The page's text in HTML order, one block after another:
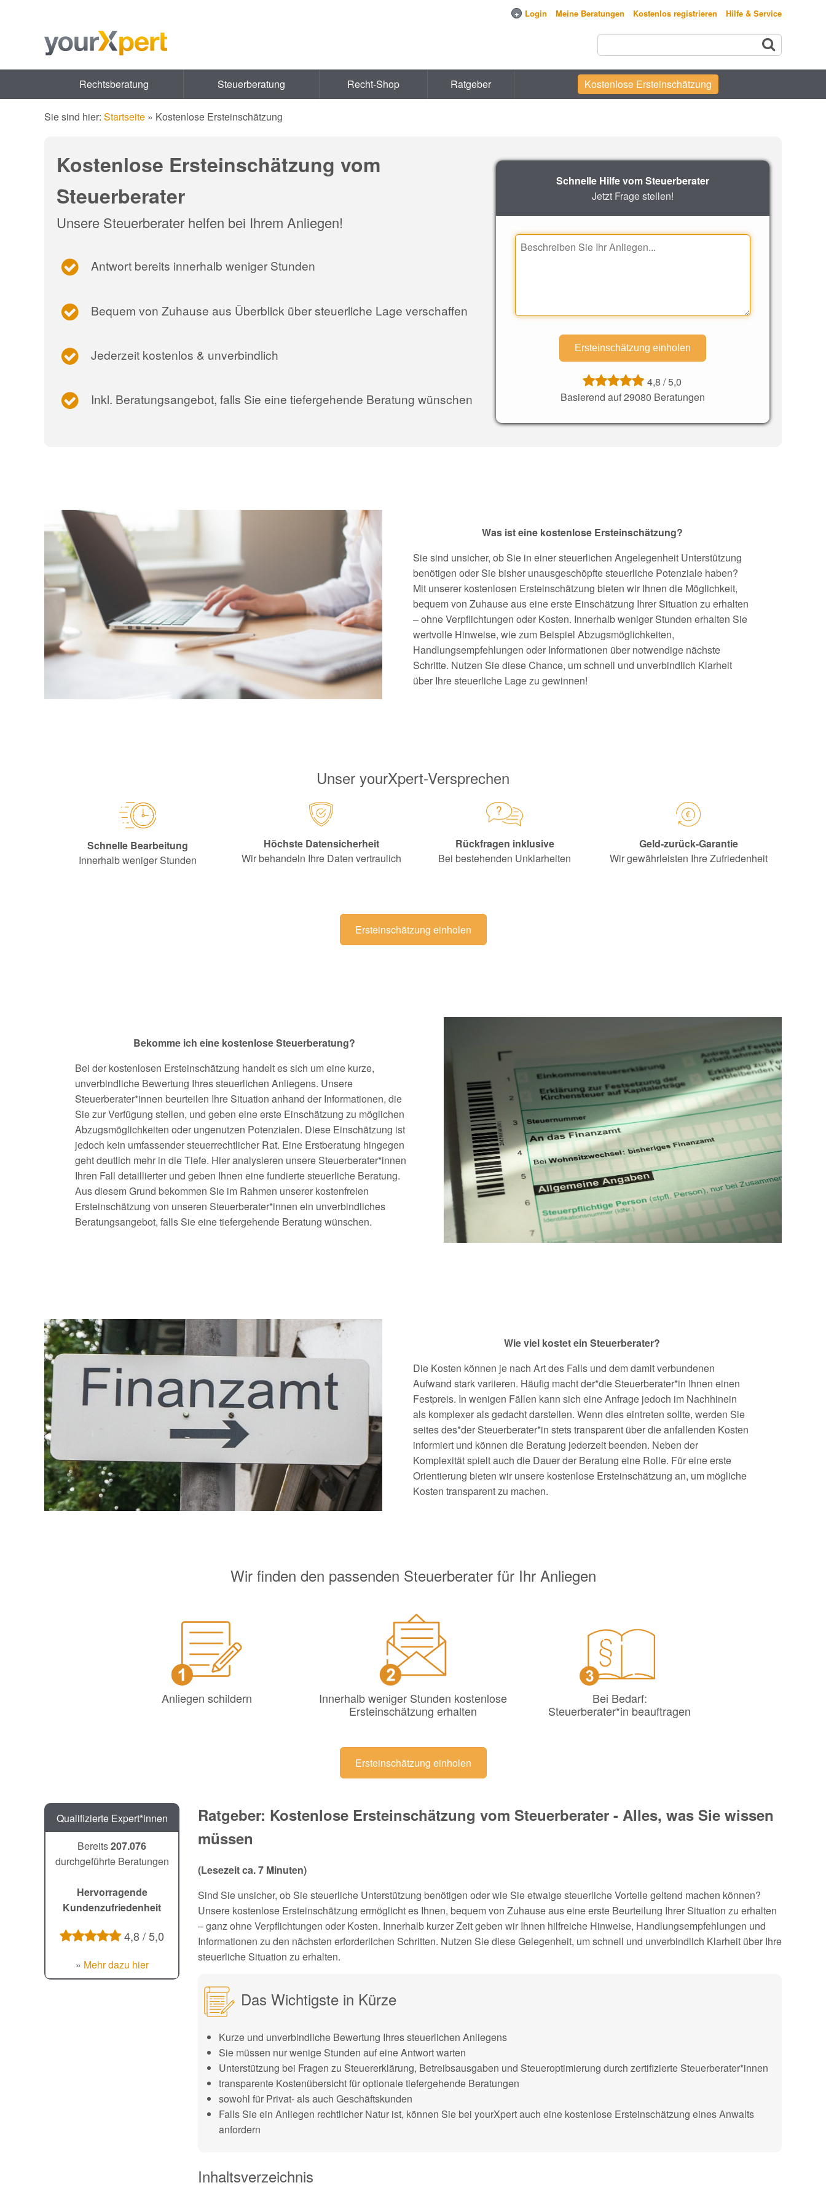
+ Login Meine Beratungen Kostenlos registrieren Hilfe & Service
Rechtsberatung Steuerberatung Recht-Shop Ratgeber Kostenlose Ersteinschätzung
Sie sind hier: Startseite » Kostenlose Ersteinschätzung
Kostenlose Ersteinschätzung vom
Steuerberater
Unsere Steuerberater helfen bei Ihrem Anliegen!
Antwort bereits innerhalb weniger Stunden
Bequem von Zuhause aus Überblick über steuerliche Lage verschaffen
Jederzeit kostenlos & unverbindlich
Inkl. Beratungsangebot, falls Sie eine tiefergehende Beratung wünschen
Schnelle Hilfe vom Steuerberater
Jetzt Frage stellen!
4,8 /5,0
Basierend auf 29080 Beratungen
Was ist eine kostenlose Ersteinschätzung?
Sie sind unsicher, ob Sie in einer steuerlichen Angelegenheit Unterstützung
benötigen oder Sie bisher unausgeschöpfte steuerliche Potenziale haben?
Mit unserer kostenlosen Ersteinschätzung bieten wir Ihnen die Möglichkeit,
bequem von Zuhause aus eine erste Einschätzung Ihrer Situation zu erhalten
– ohne Verpflichtungen oder Kosten. Innerhalb weniger Stunden erhalten Sie
wertvolle Hinweise, wie zum Beispiel Abzugsmöglichkeiten,
Handlungsempfehlungen oder Informationen über notwendige nächste
Schritte. Nutzen Sie diese Chance, um schnell und unverbindlich Klarheit
über Ihre steuerliche Lage zu gewinnen!
Unser yourXpert-Versprechen
Schnelle Bearbeitung
Innerhalb weniger Stunden
Höchste Datensicherheit
Wir behandeln Ihre Daten vertraulich
Rückfragen inklusive
Bei bestehenden Unklarheiten
Geld-zurück-Garantie
Wir gewährleisten Ihre Zufriedenheit
Ersteinschätzung einholen
Bekomme ich eine kostenlose Steuerberatung?
Bei der kostenlosen Ersteinschätzung handelt es sich um eine kurze,
unverbindliche Bewertung Ihres steuerlichen Anliegens. Unsere
Steuerberater*innen beurteilen Ihre Situation anhand der Informationen, die
Sie zur Verfügung stellen, und geben eine erste Einschätzung zu möglichen
Abzugsmöglichkeiten oder ungenutzen Potenzialen. Diese Einschätzung ist
jedoch kein umfassender steuerrechtlicher Rat. Eine Erstberatung hingegen
geht deutlich mehr in die Tiefe. Hier analysieren unsere Steuerberater*innen
Ihren Fall detaillierter und geben Ihnen eine fundierte steuerliche Beratung.
Aus diesem Grund bekommen Sie im Rahmen unserer kostenfreien
Ersteinschätzung von unseren Steuerberater*innen ein unverbindliches
Beratungsangebot, falls Sie eine tiefergehende Beratung wünschen.
Wie viel kostet ein Steuerberater?
Die Kosten können je nach Art des Falls und dem damit verbundenen
Aufwand stark variieren. Häufig macht der*die Steuerberater*in Ihnen einen
Festpreis. In wenigen Fällen kann sich eine Anfrage jedoch im Nachhinein
als komplexer als gedacht darstellen. Wenn dies eintreten sollte, werden Sie
seites des*der Steuerberater*in stets transparent über die anfallenden Kosten
informiert und können die Beratung jederzeit beenden. Neben der
Komplexität spielt auch die Dauer der Beratung eine Rolle. Für eine erste
Orientierung bieten wir unsere kostenlose Ersteinschätzung an, um mögliche
Kosten transparent zu machen.
Wir finden den passenden Steuerberater für Ihr Anliegen
Anliegen schildern
Innerhalb weniger Stunden kostenlose
Ersteinschätzung erhalten
Bei Bedarf:
Steuerberater*in beauftragen
Ersteinschätzung einholen
Qualifizierte Expert*innen
Bereits207.076
durchgeführte Beratungen
Hervorragende
Kundenzufriedenheit
4,8 / 5,0
» Mehr dazu hier
Ratgeber: Kostenlose Ersteinschätzung vom Steuerberater - Alles, was Sie wissen
müssen
(Lesezeit ca. 7 Minuten)
Sind Sie unsicher, ob Sie steuerliche Unterstützung benötigen oder wie Sie etwaige steuerliche Vorteile geltend machen können?
Unsere kostenlose Ersteinschätzung ermöglicht es Ihnen, bequem von Zuhause aus eine erste Beurteilung Ihrer Situation zu erhalten
– ganz ohne Verpflichtungen oder Kosten. Innerhalb kurzer Zeit geben wir Ihnen hilfreiche Hinweise, Handlungsempfehlungen und
Informationen zu den nächsten erforderlichen Schritten. Nutzen Sie diese Gelegenheit, um schnell und unverbindlich Klarheit über Ihre
steuerliche Situation zu erhalten.
Das Wichtigste in Kürze
Kurze und unverbindliche Bewertung Ihres steuerlichen Anliegens
Sie müssen nur wenige Stunden auf eine Antwort warten
Unterstützung bei Fragen zu Steuererklärung, Betreibsausgaben und Steueroptimierung durch zertifizierte Steuerberater*innen
transparente Kostenübersicht für optionale tiefergehende Beratungen
sowohl für Privat- als auch Geschäftskunden
Falls Sie ein Anliegen rechtlicher Natur ist, können Sie bei yourXpert auch eine kostenlose Ersteinschätzung eines Anwalts
anfordern
Inhaltsverzeichnis